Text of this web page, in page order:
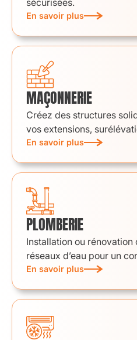
sécurisées.
En savoir plus
MAÇONNERIE
Créez des structures
vos extensions,
En savoir plus
PLOMBERIE
Installation ou
réseaux d’eau pour un
En savoir plus